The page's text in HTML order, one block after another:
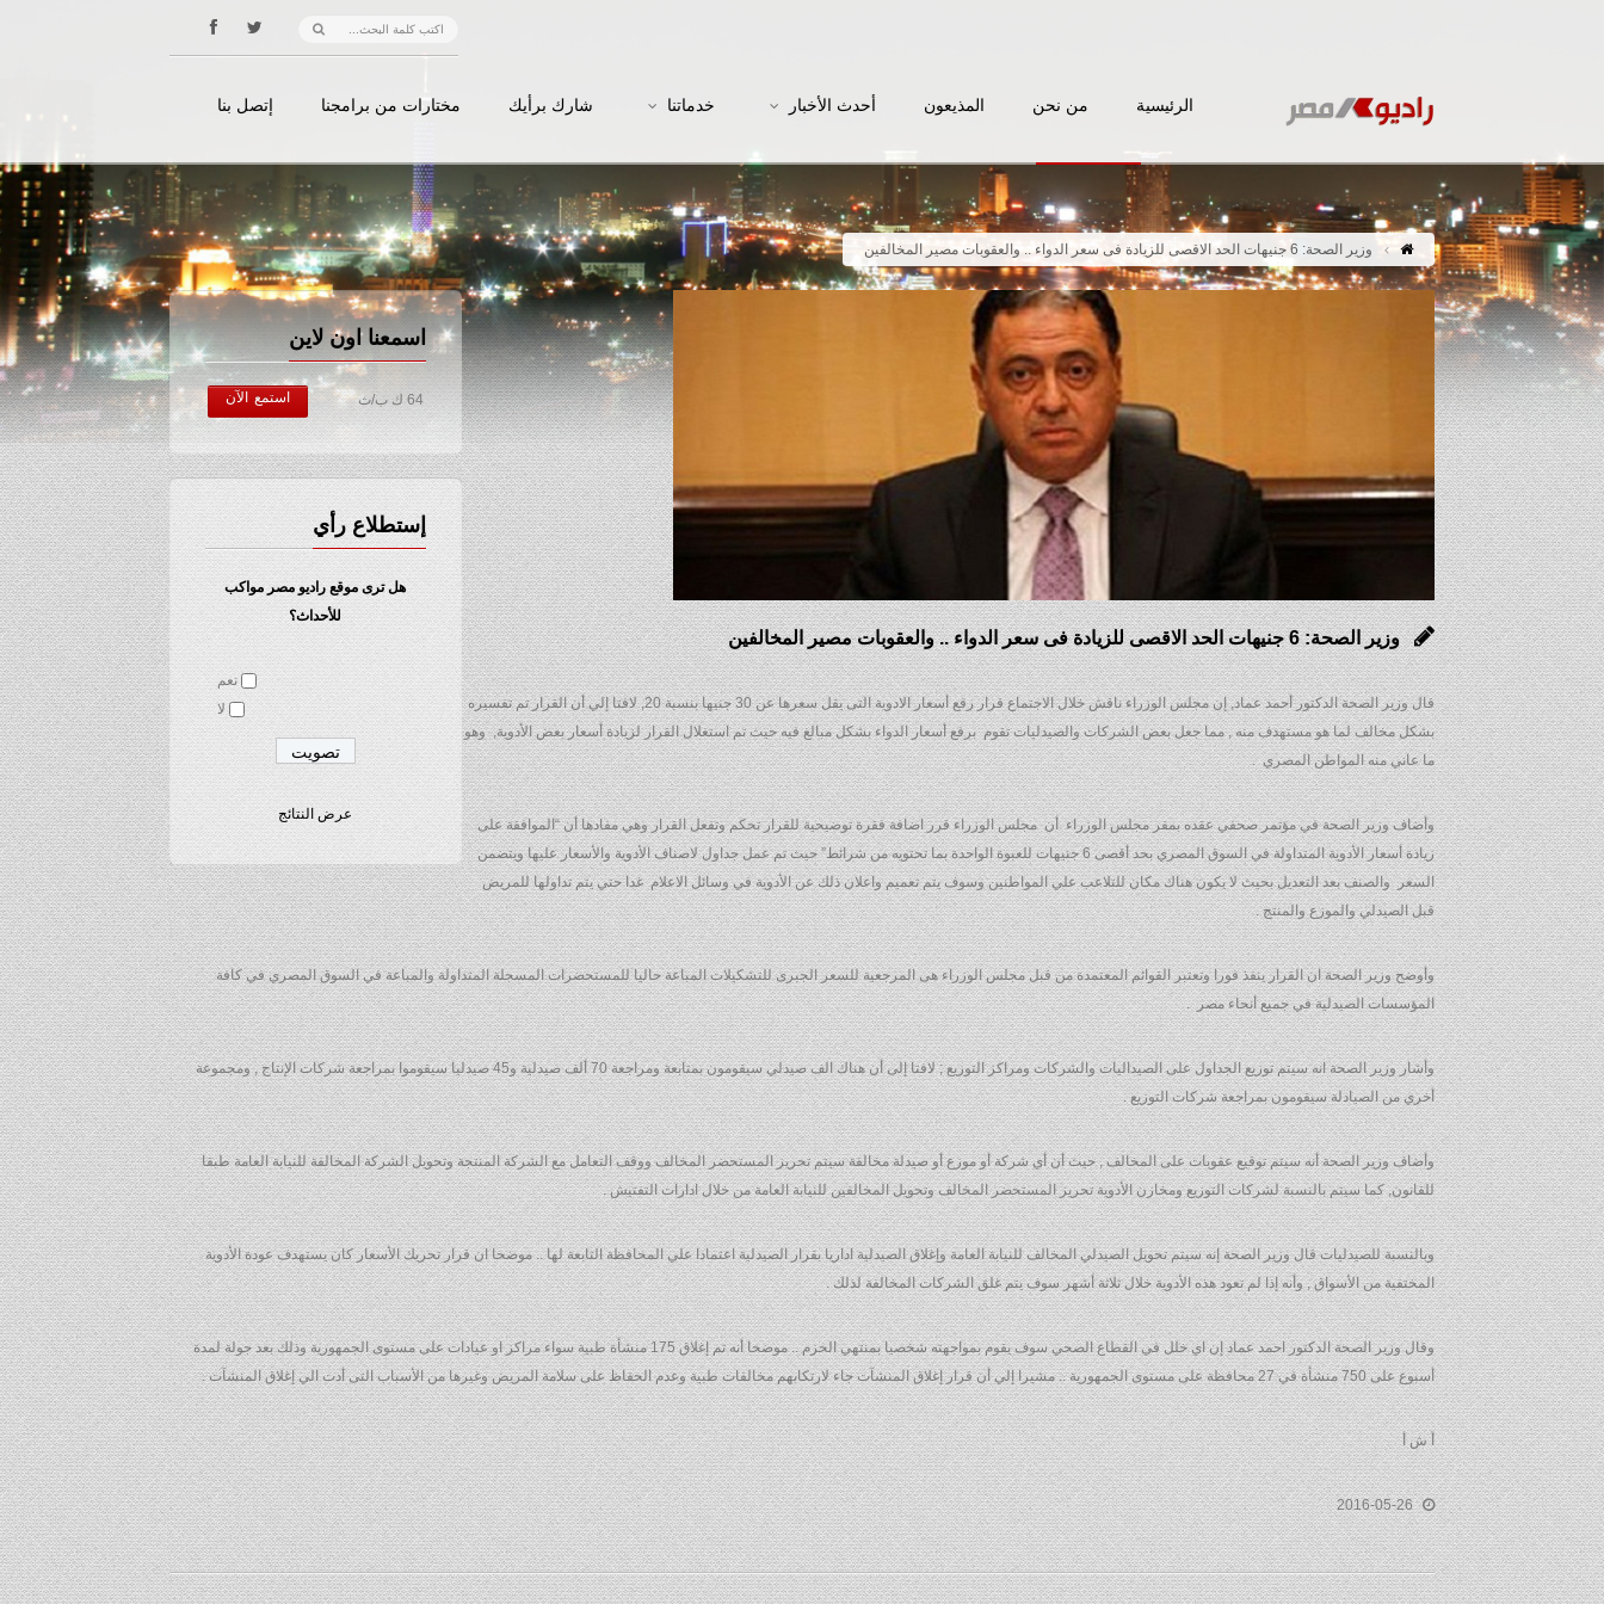
الرئيسية من نحن المذيعون أحدث الأخبار خدماتنا شارك برأيك مختارات من برامجنا إتصل بنا
وزير الصحة: 6 جنيهات الحد الاقصى للزيادة فى سعر الدواء .. والعقوبات مصير المخالفين
اسمعنا اون لاين
64 ك ب/ث استمع الآن
إستطلاع رأي
هل ترى موقع راديو مصر مواكب
للأحداث؟
نعم
لا
عرض النتائج
وزير الصحة: 6 جنيهات الحد الاقصى للزيادة فى سعر الدواء .. والعقوبات مصير المخالفين
قال وزير الصحة الدكتور أحمد عماد, إن مجلس الوزراء ناقش خلال الاجتماع قرار رفع أسعار الادوية التى يقل سعرها عن 30 جنيها بنسبة 20, لافتا إلي أن القرار تم تفسيره
بشكل مخالف لما هو مستهدف منه , مما جعل بعض الشركات والصيدليات تقوم برفع أسعار الدواء بشكل مبالغ فيه حيث تم استغلال القرار لزيادة أسعار بعض الأدوية, وهو
ما عاني منه المواطن المصري .
وأضاف وزير الصحة في مؤتمر صحفي عقده بمقر مجلس الوزراء أن مجلس الوزراء قرر اضافة فقرة توضيحية للقرار تحكم وتفعل القرار وهي مفادها أن “الموافقة على
زيادة أسعار الأدوية المتداولة في السوق المصري بحد أقصى 6 جنيهات للعبوة الواحدة بما تحتويه من شرائط” حيث تم عمل جداول لاصناف الأدوية والأسعار عليها ويتضمن
السعر والصنف بعد التعديل بحيث لا يكون هناك مكان للتلاعب علي المواطنين وسوف يتم تعميم واعلان ذلك عن الأدوية في وسائل الاعلام غدا حتي يتم تداولها للمريض
قبل الصيدلي والموزع والمنتج .
وأوضح وزير الصحة ان القرار ينفذ فورا وتعتبر القوائم المعتمدة من قبل مجلس الوزراء هى المرجعية للسعر الجبرى للتشكيلات المباعة حاليا للمستحضرات المسجلة المتداولة والمباعة في السوق المصري في كافة
المؤسسات الصيدلية في جميع أنحاء مصر .
وأشار وزير الصحة انه سيتم توزيع الجداول على الصيداليات والشركات ومراكز التوزيع ; لافتا إلى أن هناك الف صيدلي سيقومون بمتابعة ومراجعة 70 ألف صيدلية و45 صيدليا سيقوموا بمراجعة شركات الإنتاج , ومجموعة
أخري من الصيادلة سيقومون بمراجعة شركات التوزيع .
وأضاف وزير الصحة أنه سيتم توقيع عقوبات على المخالف , حيث أن أي شركة أو موزع أو صيدلة مخالفة سيتم تحريز المستحضر المخالف ووقف التعامل مع الشركة المنتجة وتحويل الشركة المخالفة للنيابة العامة طبقا
للقانون, كما سيتم بالنسبة لشركات التوزيع ومخازن الأدوية تحريز المستحضر المخالف وتحويل المخالفين للنيابة العامة من خلال ادارات التفتيش .
وبالنسبة للصيدليات قال وزير الصحة إنه سيتم تحويل الصيدلي المخالف للنيابة العامة وإغلاق الصيدلية اداريا بقرار الصيدلية اعتمادا علي المحافظة التابعة لها .. موضحا ان قرار تحريك الأسعار كان يستهدف عودة الأدوية
المختفية من الأسواق , وأنه إذا لم تعود هذه الأدوية خلال ثلاثة أشهر سوف يتم غلق الشركات المخالفة لذلك .
وقال وزير الصحة الدكتور احمد عماد إن اي خلل في القطاع الصحي سوف يقوم بمواجهته شخصيا بمنتهي الحزم .. موضحا أنه تم إغلاق 175 منشأة طبية سواء مراكز او عيادات على مستوى الجمهورية وذلك بعد جولة لمدة
أسبوع على 750 منشأة في 27 محافظة على مستوى الجمهورية .. مشيرا إلي أن قرار إغلاق المنشآت جاء لارتكابهم مخالفات طبية وعدم الحفاظ على سلامة المريض وغيرها من الأسباب التى أدت الي إغلاق المنشآت .
أ ش أ
2016-05-26